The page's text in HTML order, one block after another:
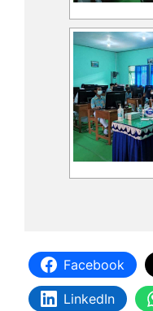
Facebook
LinkedIn